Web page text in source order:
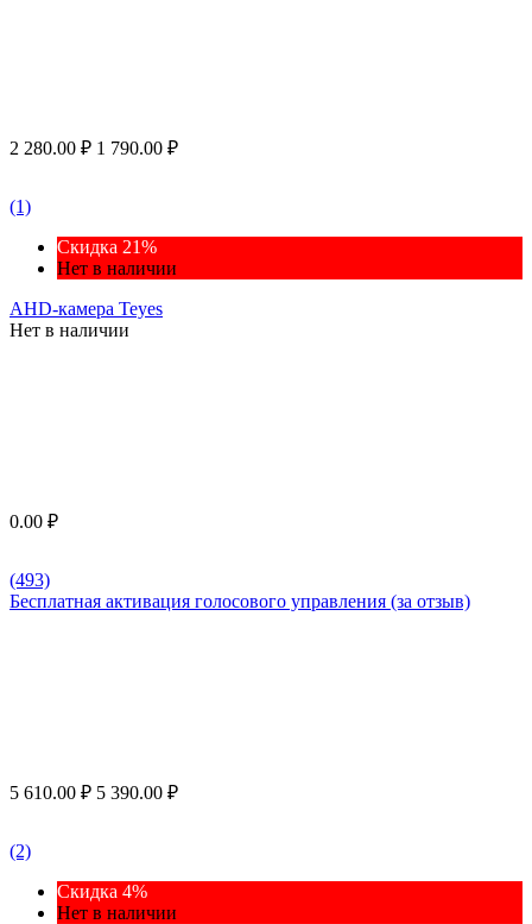
2 280.00 ₽ 1 790.00 ₽
(1)
Скидка 21%
Нет в наличии
AHD-камера Teyes
Нет в наличии
0.00 ₽
(493)
Бесплатная активация голосового управления (за отзыв)
5 610.00 ₽ 5 390.00 ₽
(2)
Скидка 4%
Нет в наличии